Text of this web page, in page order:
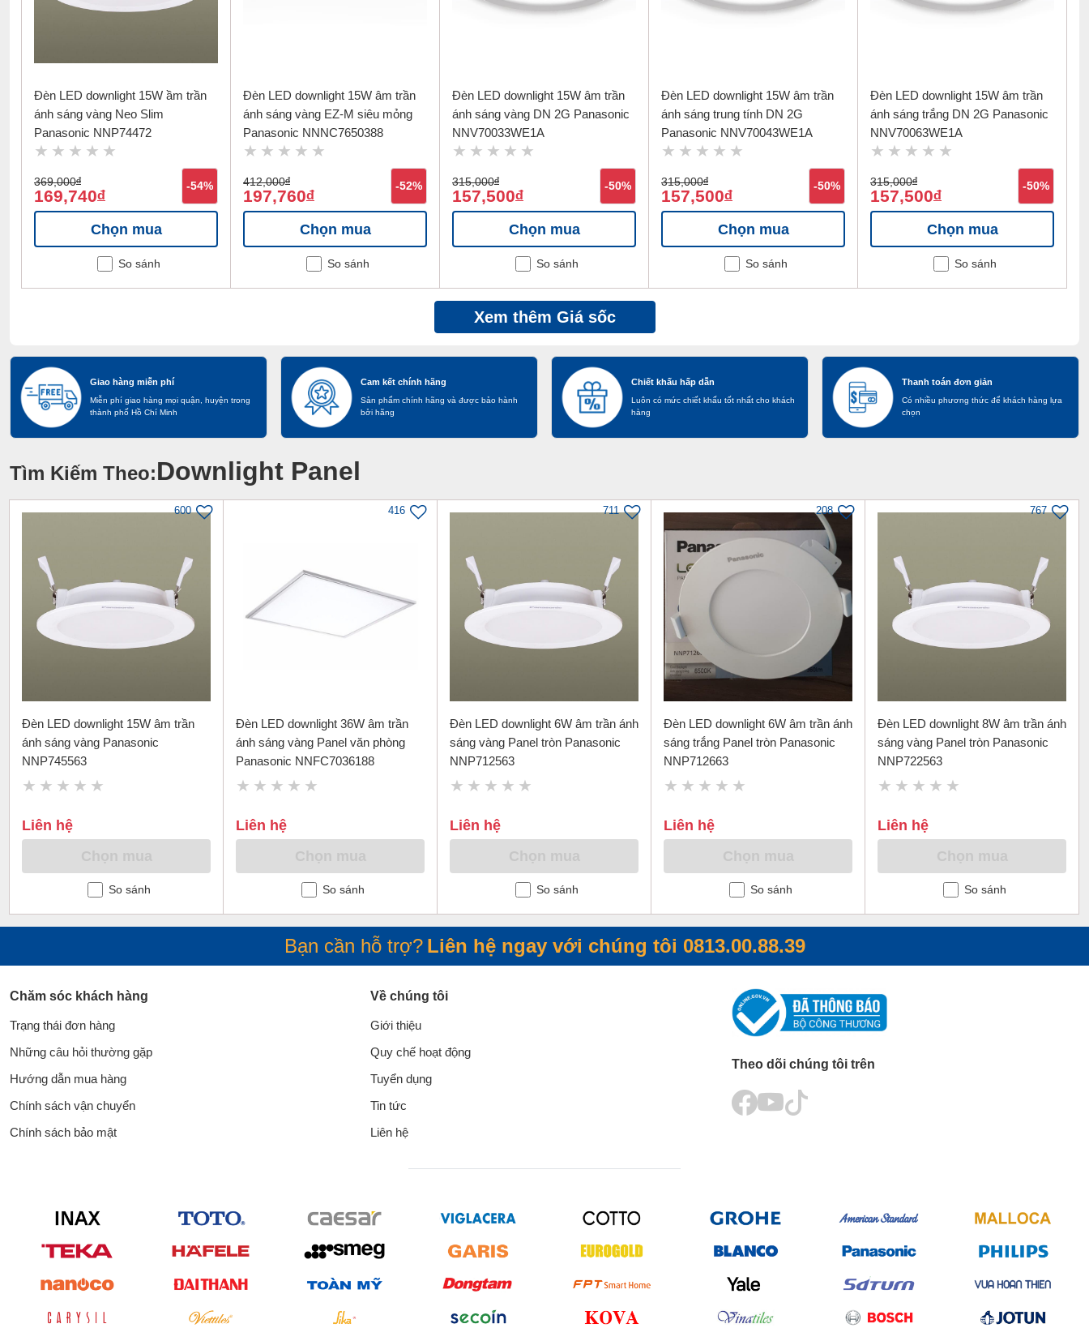
Đèn LED downlight 15W ầm trần
ánh sáng vàng Neo Slim
Panasonic NNP74472
369,000đ
169,740đ
-54%
Chọn mua
So sánh
Đèn LED downlight 15W âm trần
ánh sáng vàng EZ-M siêu mỏng
Panasonic NNNC7650388
412,000đ
197,760đ
-52%
Chọn mua
So sánh
Đèn LED downlight 15W âm trần
ánh sáng vàng DN 2G Panasonic
NNV70033WE1A
315,000đ
157,500đ
-50%
Chọn mua
So sánh
Đèn LED downlight 15W âm trần
ánh sáng trung tính DN 2G
Panasonic NNV70043WE1A
315,000đ
157,500đ
-50%
Chọn mua
So sánh
Đèn LED downlight 15W âm trần
ánh sáng trắng DN 2G Panasonic
NNV70063WE1A
315,000đ
157,500đ
-50%
Chọn mua
So sánh
Xem thêm Giá sốc
Giao hàng miễn phí
Miễn phí giao hàng mọi quận, huyện trong
thành phố Hồ Chí Minh
Cam kết chính hãng
Sản phẩm chính hãng và được bảo hành
bởi hãng
Chiết khấu hấp dẫn
Luôn có mức chiết khấu tốt nhất cho khách
hàng
Thanh toán đơn giản
Có nhiều phương thức để khách hàng lựa
chọn
Tìm Kiếm Theo:Downlight Panel
600
Đèn LED downlight 15W âm trần
ánh sáng vàng Panasonic
NNP745563
Liên hệ
So sánh
416
Đèn LED downlight 36W âm trần
ánh sáng vàng Panel văn phòng
Panasonic NNFC7036188
Liên hệ
So sánh
711
Đèn LED downlight 6W âm trần ánh
sáng vàng Panel tròn Panasonic
NNP712563
Liên hệ
So sánh
208
Đèn LED downlight 6W âm trần ánh
sáng trắng Panel tròn Panasonic
NNP712663
Liên hệ
So sánh
767
Đèn LED downlight 8W âm trần ánh
sáng vàng Panel tròn Panasonic
NNP722563
Liên hệ
So sánh
Bạn cần hỗ trợ? Liên hệ ngay với chúng tôi 0813.00.88.39
Chăm sóc khách hàng
Trạng thái đơn hàng
Những câu hỏi thường gặp
Hướng dẫn mua hàng
Chính sách vận chuyển
Chính sách bảo mật
Về chúng tôi
Giới thiệu
Quy chế hoạt động
Tuyển dụng
Tin tức
Liên hệ
Theo dõi chúng tôi trên